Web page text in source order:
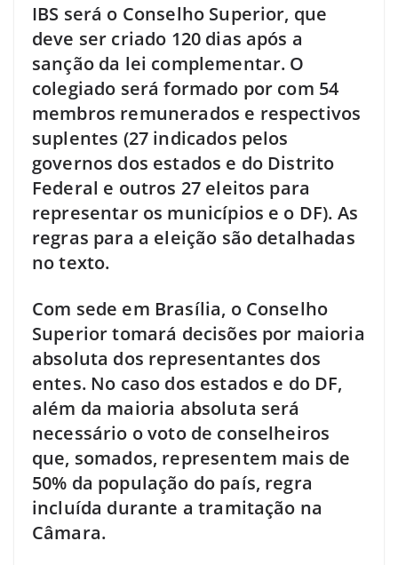
IBS será o Conselho Superior, que
deve ser criado 120 dias após a
sanção da lei complementar. O
colegiado será formado por com 54
membros remunerados e respectivos
suplentes (27 indicados pelos
governos dos estados e do Distrito
Federal e outros 27 eleitos para
representar os municípios e o DF). As
regras para a eleição são detalhadas
no texto.
Com sede em Brasília, o Conselho
Superior tomará decisões por maioria
absoluta dos representantes dos
entes. No caso dos estados e do DF,
além da maioria absoluta será
necessário o voto de conselheiros
que, somados, representem mais de
50% da população do país, regra
incluída durante a tramitação na
Câmara.